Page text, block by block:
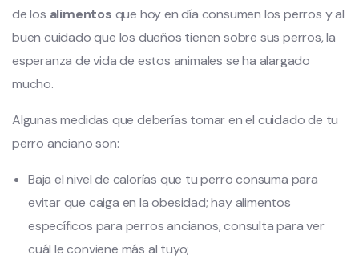
de los alimentos que hoy en día consumen los perros y al
buen cuidado que los dueños tienen sobre sus perros, la
esperanza de vida de estos animales se ha alargado
mucho.
Algunas medidas que deberías tomar en el cuidado de tu
perro anciano son:
Baja el nivel de calorías que tu perro consuma para
evitar que caiga en la obesidad; hay alimentos
específicos para perros ancianos, consulta para ver
cuál le conviene más al tuyo;